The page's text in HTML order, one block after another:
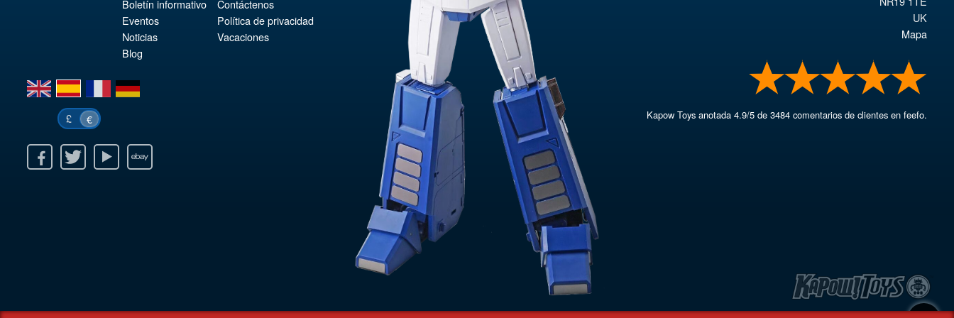
Boletín informativo
Eventos
Noticias
Blog
Contáctenos
Política de privacidad
Vacaciones
en es fr de
£ €
Youtube Ebay
UK
Mapa
Kapow Toys anotada4.9/5 de3484 comentarios de clientes en feefo.